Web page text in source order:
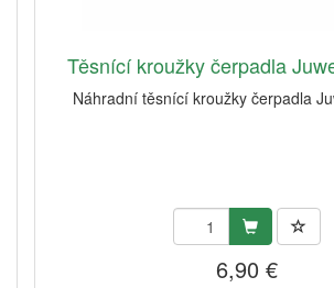
Těsnící kroužky čerpadla
Náhradní těsnící kroužky čerpadla
6,90 €